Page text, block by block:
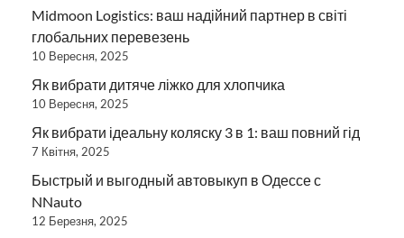
Midmoon Logistics: ваш надійний партнер в світі
глобальних перевезень
10 Вересня, 2025
Як вибрати дитяче ліжко для хлопчика
10 Вересня, 2025
Як вибрати ідеальну коляску 3 в 1: ваш повний гід
7 Квітня, 2025
Быстрый и выгодный автовыкуп в Одессе с
NNauto
12 Березня, 2025